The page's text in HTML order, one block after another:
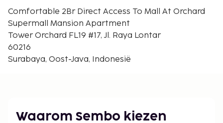
geldautomaat/bankservice, een lift en een
waterkoeler. Loop vooral de recreatieve
voorzieningen zoals een buitenzwembad en een
24-uurs fitnesscentrum niet mis.
De volgende kosten dienen bij de accommodatie te
accommodatie, per verblijf
Comfortable 2Br Direct Access To Mall At Orchard
Supermall Mansion Apartment
Tower Orchard FL19 #17, Jl. Raya Lontar
60216
Surabaya, Oost-Java, Indonesië
Waarom Sembo kiezen